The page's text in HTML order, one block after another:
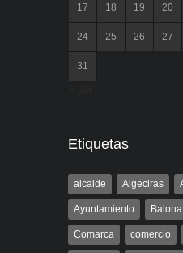
17 18 19 20
24 25 26 27
31
Etiquetas
alcalde Algeciras
Ayuntamiento Balona
Comarca comercio